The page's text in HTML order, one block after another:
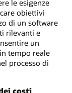
le esigenze
obiettivi
di un software
rilevanti e
un
tempo reale
processo di
costi